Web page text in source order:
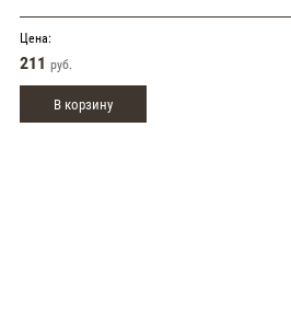
Цена:
211 руб.
В корзину